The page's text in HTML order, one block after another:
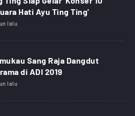
Hati Ayu Ting Ting'
lalu
Sang Raja Dangdut
di ADI 2019
lalu